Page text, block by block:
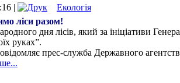
|
Екологія
ліси разом!
дня лісів, який за ініціативи
руках”.
прес-служба Державного